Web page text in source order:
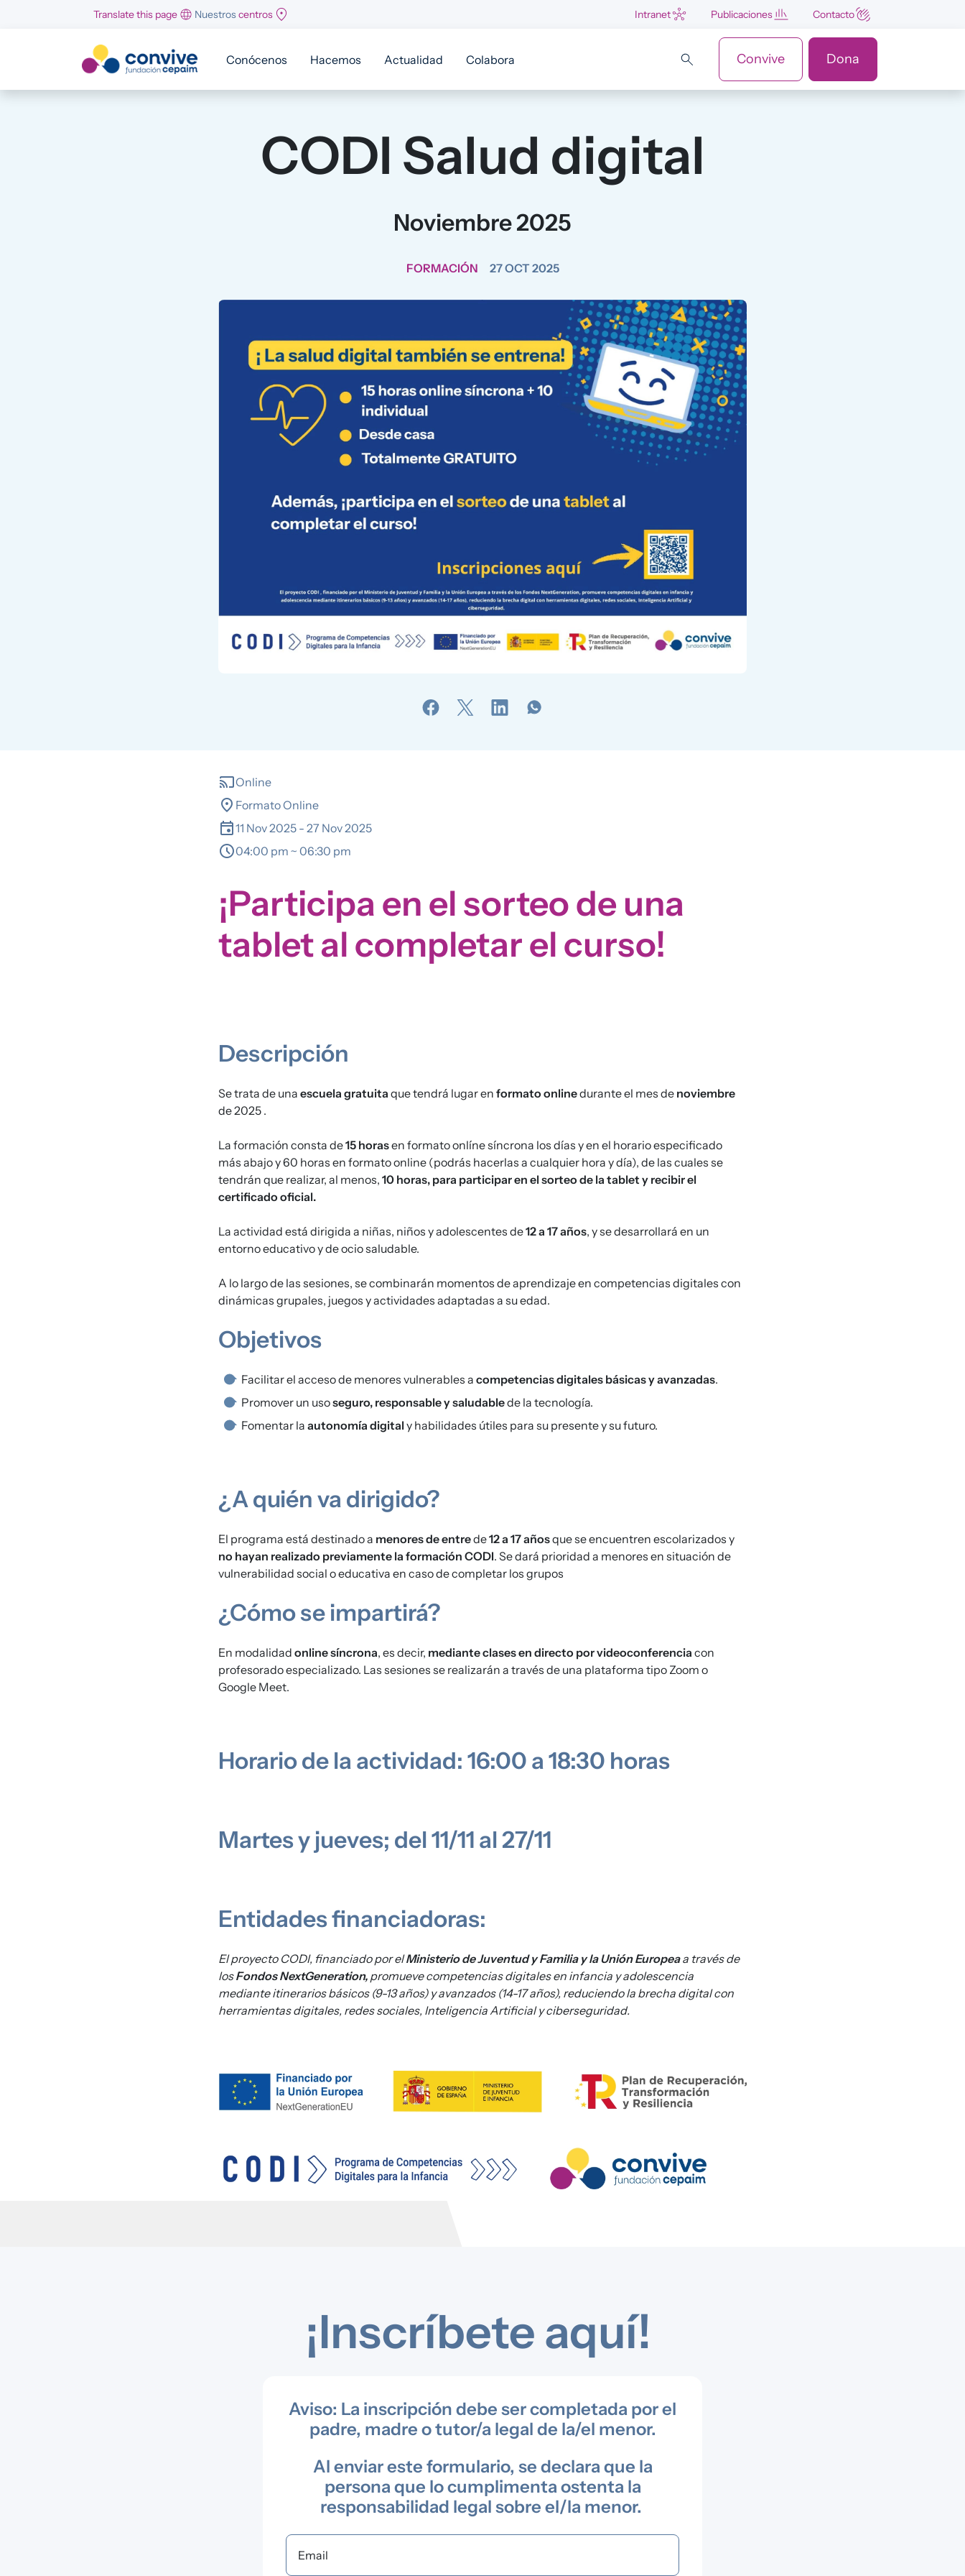
Pasar al contenido principal
Translate this page Nuestroscentros Intranet Publicaciones Contacto
Conócenos Hacemos Actualidad Colabora Convive Dona
CODI Salud digital
Noviembre 2025
FORMACIÓN 27 OCT 2025
castOnline
location_on Formato Online
event11 Nov 2025 - 27 Nov 2025
schedule04:00 pm ~ 06:30 pm
¡Participa en el sorteo de una
tablet al completar el curso!
Descripción
Se trata de una escuela gratuita que tendrá lugar en formato onlinedurante el mes de noviembre
de 2025 .
La formación consta de15 horasen formato onlíne síncrona los días y en el horario especificado
más abajo y 60 horas en formato online (podrás hacerlas a cualquier hora y día), de las cuales se
tendrán que realizar, al menos, 10 horas, para participar en el sorteo de la tablet y recibir el
certificado oficial.
La actividad está dirigida a niñas, niños y adolescentes de12 a 17 años, y se desarrollará en un
entorno educativo y de ocio saludable.
A lo largo de las sesiones, se combinarán momentos de aprendizaje en competencias digitales con
dinámicas grupales, juegos y actividades adaptadas a su edad.
Objetivos
Facilitar el acceso de menores vulnerables a competencias digitales básicas y avanzadas.
Promover un usoseguro, responsable y saludablede la tecnología.
Fomentar la autonomía digital y habilidades útiles para su presente y su futuro.
¿A quién va dirigido?
El programa está destinado a menores de entrede12 a 17 añosque se encuentren escolarizados y
no hayan realizado previamente la formación CODI. Se dará prioridad a menores en situación de
vulnerabilidad social o educativa en caso de completar los grupos
¿Cómo se impartirá?
En modalidad online síncrona, es decir, mediante clases en directo por videoconferencia con
profesorado especializado. Las sesiones se realizarán a través de una plataforma tipo Zoom o
Google Meet.
Horario de la actividad: 16:00 a 18:30 horas
Martes y jueves; del 11/11 al 27/11
Entidades financiadoras:
El proyecto CODI, financiado por elMinisterio de Juventud y Familia y la Unión Europeaa través de
losFondos NextGeneration, promueve competencias digitales en infancia y adolescencia
mediante itinerarios básicos (9-13 años) y avanzados (14-17 años), reduciendo la brecha digital con
herramientas digitales, redes sociales, Inteligencia Artificial y ciberseguridad.
Imagen
¡Inscríbete aquí!
Aviso: La inscripción debe ser completada por el
padre, madre o tutor/a legal de la/el menor.
Al enviar este formulario, se declara que la
persona que lo cumplimenta ostenta la
responsabilidad legal sobre el/la menor.
Email